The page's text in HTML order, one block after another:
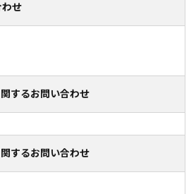
わせ
するお問い合わせ
するお問い合わせ